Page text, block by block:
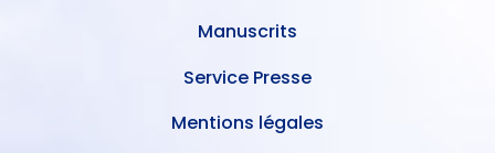
Manuscrits
Service Presse
Mentions légales